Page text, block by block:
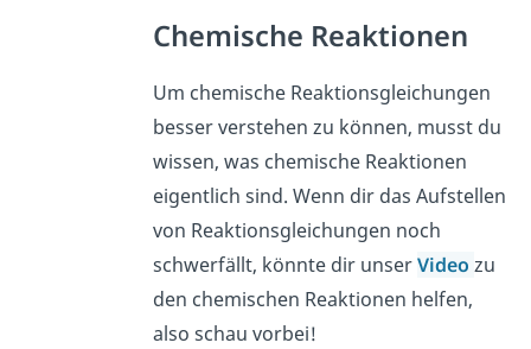
Chemische Reaktionen
Um chemische Reaktionsgleichungen
besser verstehen zu können, musst du
wissen, was chemische Reaktionen
eigentlich sind. Wenn dir das Aufstellen
von Reaktionsgleichungen noch
schwerfällt, könnte dir unserVideozu
den chemischen Reaktionen helfen,
also schau vorbei!